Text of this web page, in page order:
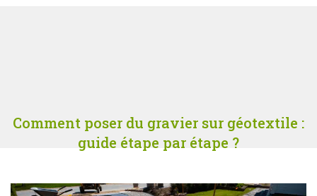
Comment poser du gravier sur géotextile :
guide étape par étape ?